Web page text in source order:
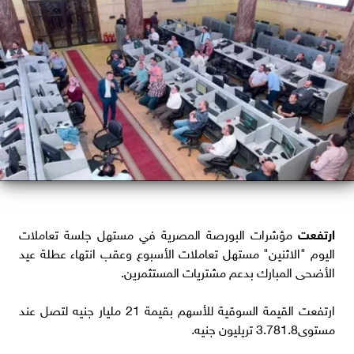
ارتفعت مؤشرات البورصة المصرية في مستهل جلسة تعاملات
اليوم "الاثنين" مستهل تعاملات الأسبوع وعقب انتهاء عطلة عيد
الأضحى المبارك بدعم مشتريات المستثمرين.
ارتفعت القيمة السوقية للأسهم بقيمة 21 مليار جنيه لتصل عند
مستوى3.781.8 تريليون جنيه.